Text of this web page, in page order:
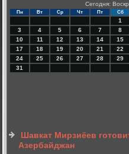
Сегодня:
Пн Вт Ср Чт Пт Сб
1
3
4 5 6 7 8
10
11 12 13 14 15
17
18 19 20 21 22
24
25 26 27 28 29
31
Шавкат Мирзиёев
Азербайджан